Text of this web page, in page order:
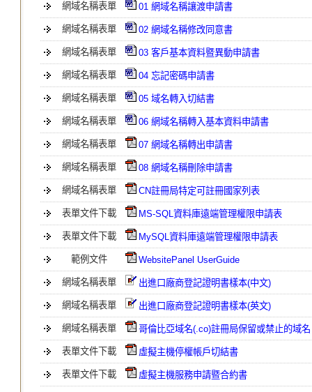
網域名稱表單 01 網域名稱讓渡申請書
網域名稱表單 02 網域名稱修改同意書
網域名稱表單 03 客戶基本資料暨異動申請書
網域名稱表單 04 忘記密碼申請書
網域名稱表單 05 域名轉入切結書
網域名稱表單 06 網域名稱轉入基本資料申請書
網域名稱表單 07 網域名稱轉出申請書
網域名稱表單 08 網域名稱刪除申請書
網域名稱表單 CN註冊局特定可註冊國家列表
表單文件下載 MS-SQL資料庫遠端管理權限申請表
表單文件下載 MySQL資料庫遠端管理權限申請表
範例文件 WebsitePanel UserGuide
網域名稱表單 出進口廠商登記證明書樣本(中文)
網域名稱表單 出進口廠商登記證明書樣本(英文)
網域名稱表單 哥倫比亞域名(.co)註冊局保留或禁止的域名
表單文件下載 虛擬主機停權帳戶切結書
表單文件下載 虛擬主機服務申請暨合約書